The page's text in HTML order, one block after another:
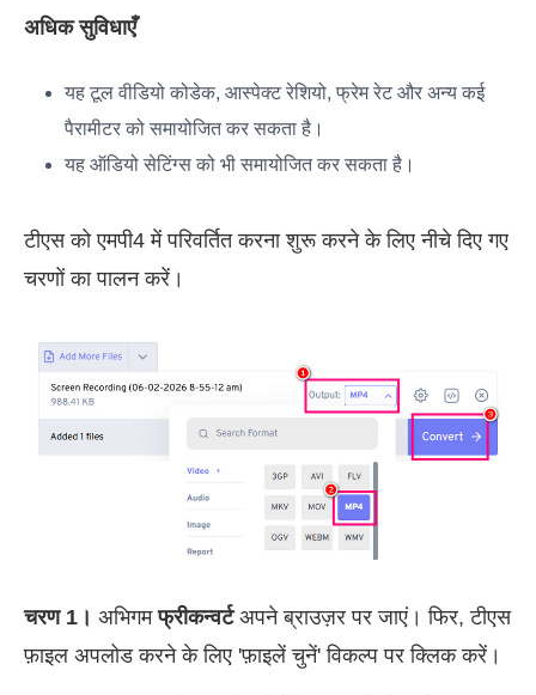
अधिक सुविधाएँ
यह टूल वीडियो कोडेक, आस्पेक्ट रेशियो, फ्रेम रेट और अन्य कई
पैरामीटर को समायोजित कर सकता है।
यह ऑडियो सेटिंग्स को भी समायोजित कर सकता है।
टीएस को एमपी4 में परिवर्तित करना शुरू करने के लिए नीचे दिए गए
चरणों का पालन करें।
चरण 1। अभिगमफ्रीकन्वर्टअपने ब्राउज़र पर जाएं। फिर, टीएस
फ़ाइल अपलोड करने के लिए 'फ़ाइलें चुनें' विकल्प पर क्लिक करें।